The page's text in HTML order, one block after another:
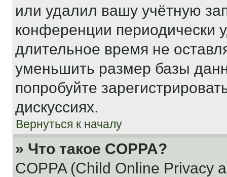
или удалил вашу учётную
конференции периодически
длительное время не
уменьшить размер базы
попробуйте
дискуссиях.
Вернуться к началу
» Что такое COPPA?
COPPA (Child Online Privacy